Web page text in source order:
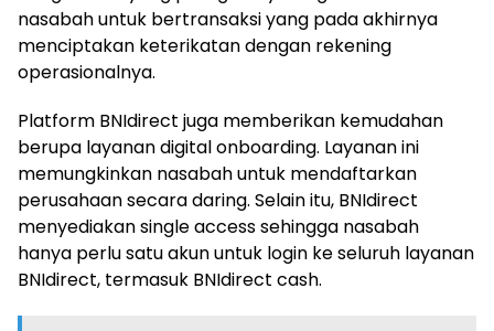
nasabah untuk bertransaksi yang pada akhirnya
menciptakan keterikatan dengan rekening
operasionalnya.
Platform BNIdirect juga memberikan kemudahan
berupa layanan digital onboarding. Layanan ini
memungkinkan nasabah untuk mendaftarkan
perusahaan secara daring. Selain itu, BNIdirect
menyediakan single access sehingga nasabah
hanya perlu satu akun untuk login ke seluruh layanan
BNIdirect, termasuk BNIdirect cash.